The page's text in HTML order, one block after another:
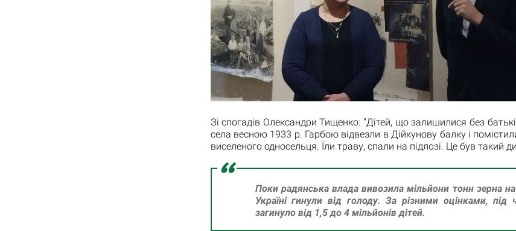
Зі спогадів Олександри Тищенко: "Дітей, що залишилися без
села весною 1933 р. Гарбою відвезли в Дійкунову балку і
виселеного односельця. Їли траву, спали на підлозі. Це був такий
Поки радянська влада вивозила мільйони тонн зерна
Україні гинули від голоду. За різними оцінками, під
загинуло від 1,5 до 4 мільйонів дітей.